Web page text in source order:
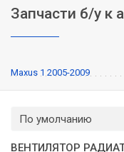
Запчасти б/у к
Maxus 1 2005-2009
По умолчанию
ВЕНТИЛЯТОР